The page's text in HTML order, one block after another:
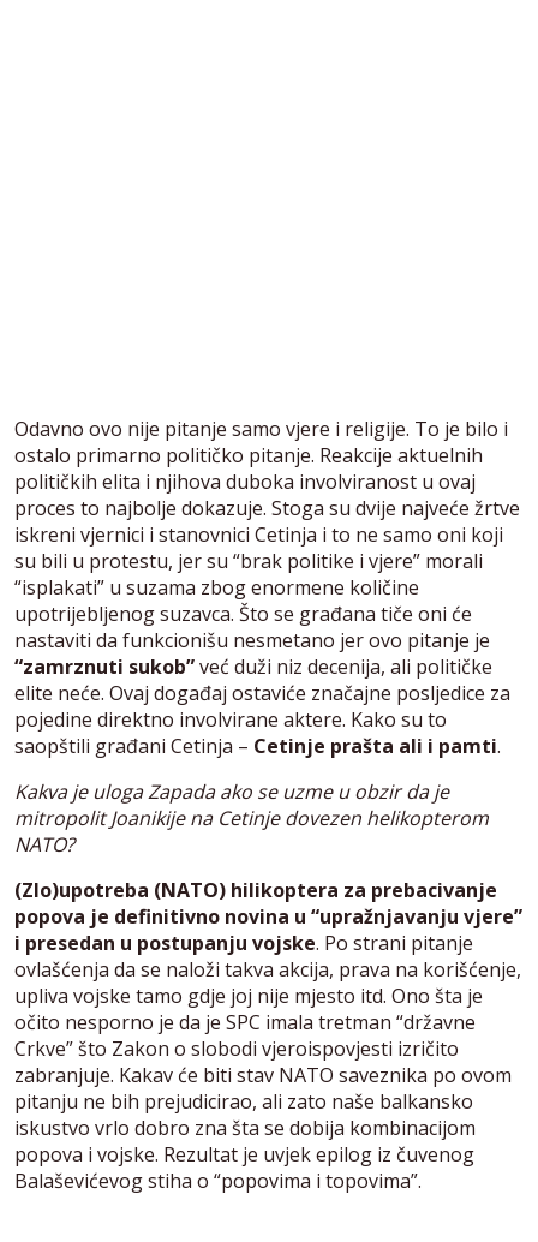
Odavno ovo nije pitanje samo vjere i religije. To je bilo i
ostalo primarno političko pitanje. Reakcije aktuelnih
političkih elita i njihova duboka involviranost u ovaj
proces to najbolje dokazuje. Stoga su dvije najveće žrtve
iskreni vjernici i stanovnici Cetinja i to ne samo oni koji
su bili u protestu, jer su “brak politike i vjere” morali
“isplakati” u suzama zbog enormene količine
upotrijebljenog suzavca. Što se građana tiče oni će
nastaviti da funkcionišu nesmetano jer ovo pitanje je
“zamrznuti sukob”već duži niz decenija, ali političke
elite neće. Ovaj događaj ostaviće značajne posljedice za
pojedine direktno involvirane aktere. Kako su to
saopštili građani Cetinja – Cetinje prašta ali i pamti.
Kakva je uloga Zapada ako se uzme u obzir da je
mitropolit Joanikije na Cetinje dovezen helikopterom
NATO?
(Zlo)upotreba (NATO) hilikoptera za prebacivanje
popova je definitivno novina u “upražnjavanju vjere”
i presedan u postupanju vojske. Po strani pitanje
ovlašćenja da se naloži takva akcija, prava na korišćenje,
upliva vojske tamo gdje joj nije mjesto itd. Ono šta je
očito nesporno je da je SPC imala tretman “državne
Crkve” što Zakon o slobodi vjeroispovjesti izričito
zabranjuje. Kakav će biti stav NATO saveznika po ovom
pitanju ne bih prejudicirao, ali zato naše balkansko
iskustvo vrlo dobro zna šta se dobija kombinacijom
popova i vojske. Rezultat je uvjek epilog iz čuvenog
Balaševićevog stiha o “popovima i topovima”.